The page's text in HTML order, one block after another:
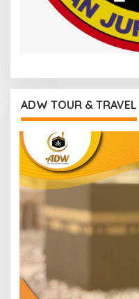
ADW TOUR & TRAVEL